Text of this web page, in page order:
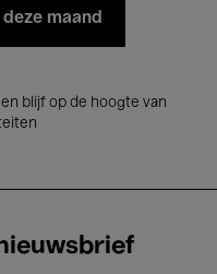
maand
en blijf op de hoogte van